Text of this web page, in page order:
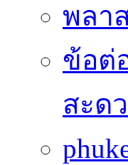
พลา
ข้อต่
สะด